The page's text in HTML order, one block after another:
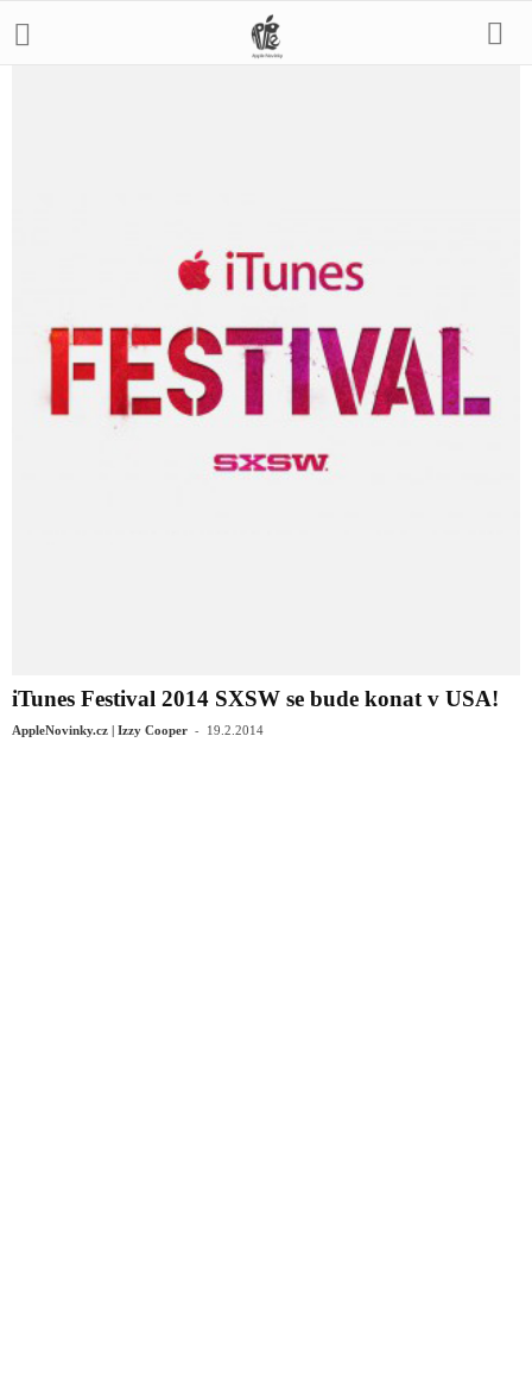
iTunes Festival 2014 SXSW se bude konat v USA!
AppleNovinky.cz | Izzy Cooper - 19.2.2014